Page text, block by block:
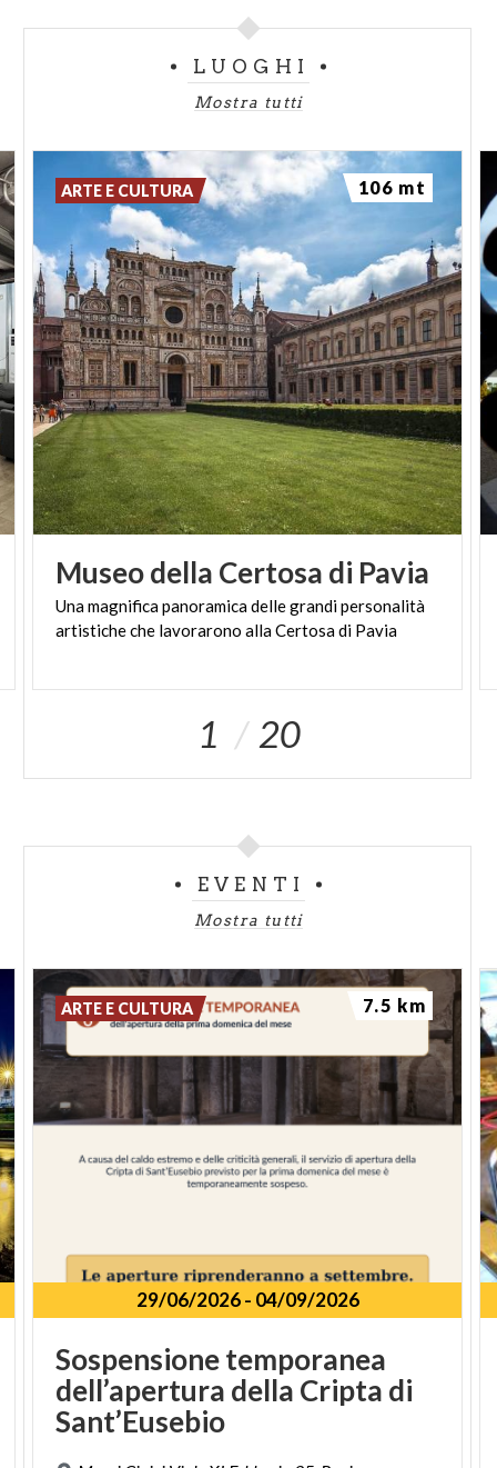
LUOGHI
Mostra tutti
Museodella Certosa di Pavia
Unamagnificapanoramicadellegrandipersonalità
artisticheche lavorarono allaCertosadi Pavia
ARTE E CULTURA 106 mt
1 20
EVENTI
Mostra tutti
29/06/2026- 04/09/2026
Sospensione temporanea
dell’apertura della Cripta di
Sant’Eusebio
ARTE E CULTURA 7.5 km